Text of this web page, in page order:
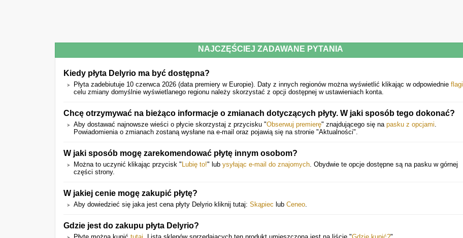
NAJCZĘŚCIEJ ZADAWANE PYTANIA
Kiedy płyta Delyrio ma być dostępna?
Płyta zadebiutuje 10 czerwca 2026 (data premiery w Europie). Daty z innych regionów można wyświetlić klikając w odpowiednie flagi
celu zmiany domyślnie wyświetlanego regionu należy skorzystać z opcji dostępnej w ustawieniach konta.
Chcę otrzymywać na bieżąco informacje o zmianach dotyczących płyty. W jaki sposób tego dokonać?
Aby dostawać najnowsze wieści o płycie skorzystaj z przycisku "Obserwuj premierę" znajdującego się na pasku z opcjami.
Powiadomienia o zmianach zostaną wysłane na e-mail oraz pojawią się na stronie "Aktualności".
W jaki sposób mogę zarekomendować płytę innym osobom?
Można to uczynić klikając przycisk " Lubię to!" lub ysyłając e-mail do znajomych. Obydwie te opcje dostępne są na pasku w górnej
części strony.
W jakiej cenie mogę zakupić płytę?
Aby dowiedzieć się jaka jest cena płyty Delyrio kliknij tutaj: Skąpiec lub Ceneo.
Gdzie jest do zakupu płyta Delyrio?